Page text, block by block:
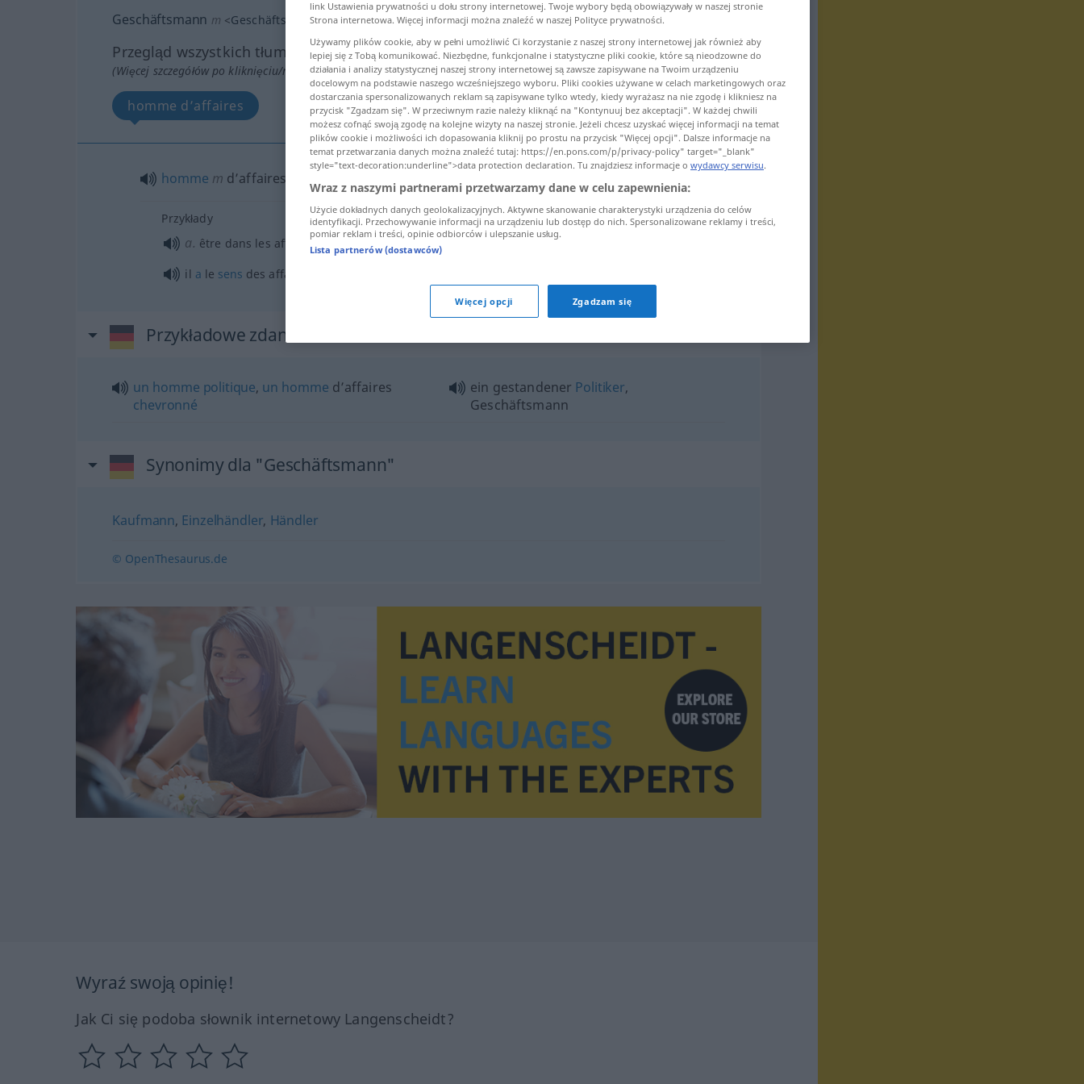
Geschäftsmann m <Geschäftsmanne̸s; -leute>
Przegląd wszystkich tłumaczeń
(Więcej szczegółów po kliknięciu/naciśnięciu tłumaczenia)
homme d’affaires
homme m d’affaires
Przykłady
a. être dans les affaires Geschäftsmann
il a le sens des affaires
Przykładowe zdania dla "Geschäftsmann"
un homme politique, un homme d’affaires
chevronné
ein gestandener Politiker,
Geschäftsmann
Synonimy dla "Geschäftsmann"
Kaufmann, Einzelhändler, Händler
© OpenThesaurus.de
Wyraź swoją opinię!
Jak Ci się podoba słownik internetowy Langenscheidt?
link Ustawienia prywatności u dołu strony internetowej. Twoje wybory będą obowiązywały w naszej stronie
Strona internetowa. Więcej informacji można znaleźć w naszej Polityce prywatności.
Używamy plików cookie, aby w pełni umożliwić Ci korzystanie z naszej strony internetowej jak również aby
lepiej się z Tobą komunikować. Niezbędne, funkcjonalne i statystyczne pliki cookie, które są nieodzowne do
działania i analizy statystycznej naszej strony internetowej są zawsze zapisywane na Twoim urządzeniu
docelowym na podstawie naszego wcześniejszego wyboru. Pliki cookies używane w celach marketingowych oraz
dostarczania spersonalizowanych reklam są zapisywane tylko wtedy, kiedy wyrażasz na nie zgodę i klikniesz na
przycisk "Zgadzam się". W przeciwnym razie należy kliknąć na "Kontynuuj bez akceptacji". W każdej chwili
możesz cofnąć swoją zgodę na kolejne wizyty na naszej stronie. Jeżeli chcesz uzyskać więcej informacji na temat
plików cookie i możliwości ich dopasowania kliknij po prostu na przycisk "Więcej opcji". Dalsze informacje na
temat przetwarzania danych można znaleźć tutaj: https://en.pons.com/p/privacy-policy" target="_blank"
style="text-decoration:underline">data protection declaration. Tu znajdziesz informacje o wydawcy serwisu.
Wraz z naszymi partnerami przetwarzamy dane w celu zapewnienia:
Użycie dokładnych danych geolokalizacyjnych. Aktywne skanowanie charakterystyki urządzenia do celów
identyfikacji. Przechowywanie informacji na urządzeniu lub dostęp do nich. Spersonalizowane reklamy i treści,
pomiar reklam i treści, opinie odbiorców i ulepszanie usług.
Lista partnerów (dostawców)
Więcej opcji Zgadzam się